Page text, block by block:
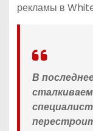
рекламы в
В